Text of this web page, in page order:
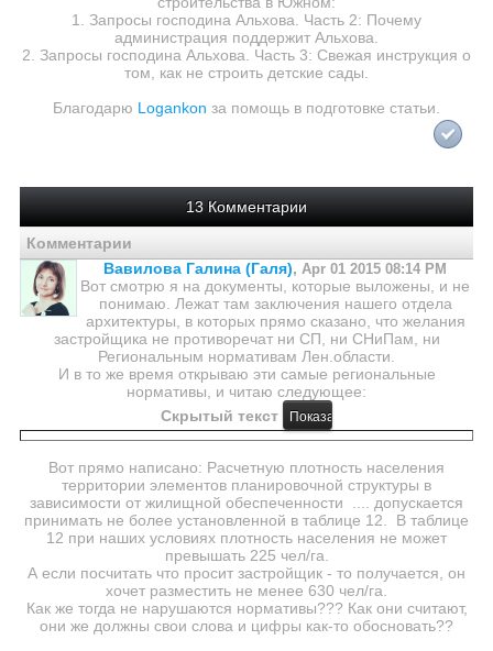
1. Запросы господина Альхова. Часть 2: Почему
администрация поддержит Альхова.
2. Запросы господина Альхова. Часть 3: Свежая инструкция о
том, как не строить детские сады.
Благодарю Logankon за помощь в подготовке статьи.
13 Комментарии
Комментарии
Вавилова Галина (Галя), Apr 01 2015 08:14 PM
Вот смотрю я на документы, которые выложены, и не
понимаю. Лежат там заключения нашего отдела
архитектуры, в которых прямо сказано, что желания
застройщика не противоречат ни СП, ни СНиПам, ни
Региональным нормативам Лен.области.
И в то же время открываю эти самые региональные
нормативы, и читаю следующее:
Скрытый текст
Вот прямо написано: Расчетную плотность населения
территории элементов планировочной структуры в
зависимости от жилищной обеспеченности .... допускается
принимать не более установленной в таблице 12. В таблице
12 при наших условиях плотность населения не может
превышать 225 чел/га.
А если посчитать что просит застройщик - то получается, он
хочет разместить не менее 630 чел/га.
Как же тогда не нарушаются нормативы??? Как они считают,
они же должны свои слова и цифры как-то обосновать??